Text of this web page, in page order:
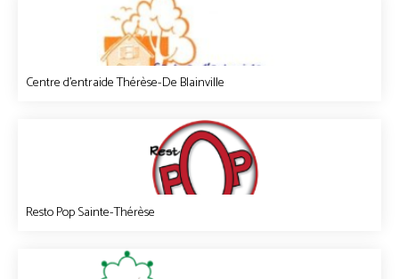
Centre d'entraide Thérèse-De Blainville
Resto Pop Sainte-Thérèse